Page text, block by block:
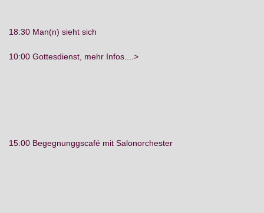
18:30 Man(n) sieht sich
10:00 Gottesdienst, mehr Infos....>
15:00 Begegnunggscafé mit Salonorchester